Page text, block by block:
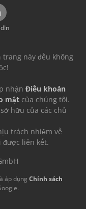
này đều không
nhận Điều khoản
mật của chúng tôi.
hữu của các chủ
trách nhiệm về
được liên kết.
áp dụng Chính sách